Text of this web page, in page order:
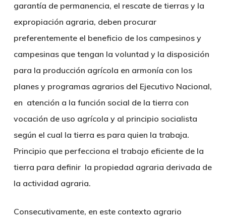
garantía de permanencia, el rescate de tierras y la
expropiación agraria, deben procurar
preferentemente el beneficio de los campesinos y
campesinas que tengan la voluntad y la disposición
para la producción agrícola en armonía con los
planes y programas agrarios del Ejecutivo Nacional,
en atención a la función social de la tierra con
vocación de uso agrícola y al principio socialista
según el cual la tierra es para quien la trabaja.
Principio que perfecciona el trabajo eficiente de la
tierra para definir la propiedad agraria derivada de
la actividad agraria.
Consecutivamente, en este contexto agrario